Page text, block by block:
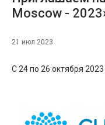
Moscow -
21 июл 2023
С 24 по 26 октября